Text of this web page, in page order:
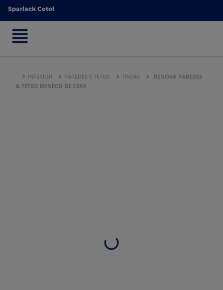
Sparlack Cetol
Sparlack Cetol
INTERIOR PAREDES E TETOS TINTAS
RENOVA PAREDES
& TETOS BONECO DE CERA